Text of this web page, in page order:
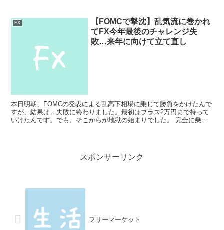
FX
【FOMCで撃沈】乱気流に巻かれ
てFX今年最後のチャレンジ失
敗…来年に向けて立て直し
本日明朝、FOMCの発表による乱高下相場に乗じて勝負をかけたんで
すが、結果は…失敗に終わりました。最初はプラス2万円まで持って
いけたんです。でも、そこからが地獄の始まりでした。 完全に乗り
スポンサーリンク
フリーマーケット